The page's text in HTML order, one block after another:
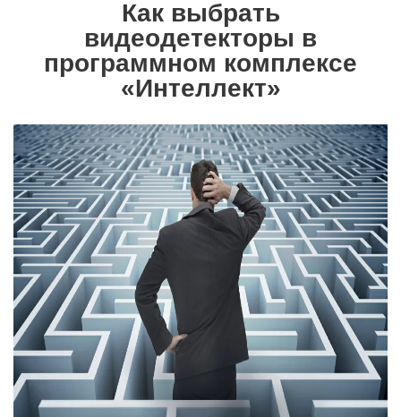
Как выбрать
видеодетекторы в
программном комплексе
«Интеллект»